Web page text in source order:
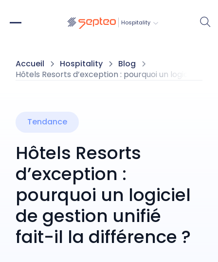
Hospitality
Accueil Hospitality
Blog
Hôtels Resorts d’exception : pourquoi un logiciel de
Tendance
Hôtels Resorts
d’exception :
pourquoi un logiciel
de gestion unifié
fait-il la différence ?